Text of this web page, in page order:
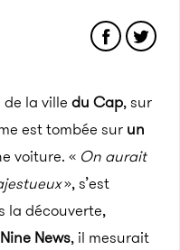
de la ville du Cap, sur
est tombée sur un
voiture. « On aurait
», s’est
la découverte,
Nine News, il mesurait